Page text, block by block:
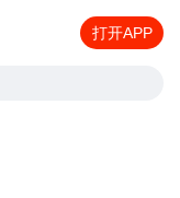
打开APP